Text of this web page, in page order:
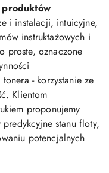
produktów
i instalacji, intuicyjne,
instruktażowych i
proste, oznaczone
- korzystanie ze
Klientom
proponujemy
stanu floty,
potencjalnych